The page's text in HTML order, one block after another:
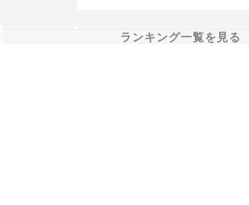
ランキング一覧を見る